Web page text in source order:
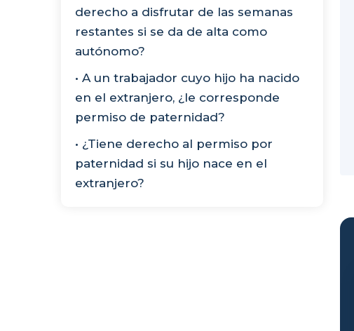
derecho a disfrutar de las semanas
restantes si se da de alta como
autónomo?
• A un trabajador cuyo hijo ha nacido
en el extranjero, ¿le corresponde
permiso de paternidad?
• ¿Tiene derecho al permiso por
paternidad si su hijo nace en el
extranjero?